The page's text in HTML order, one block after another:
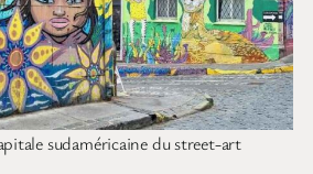
sudaméricaine du street-art